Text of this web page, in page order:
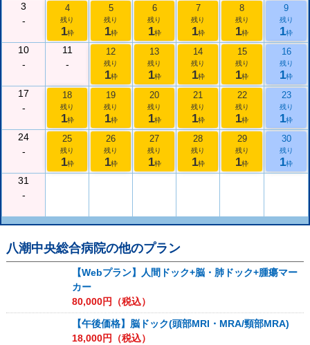
3
-
4
残り
1枠
5
残り
1枠
6
残り
1枠
7
残り
1枠
8
残り
1枠
9
残り
1枠
10
-
11
-
12
残り
1枠
13
残り
1枠
14
残り
1枠
15
残り
1枠
16
残り
1枠
17
-
18
残り
1枠
19
残り
1枠
20
残り
1枠
21
残り
1枠
22
残り
1枠
23
残り
1枠
24
-
25
残り
1枠
26
残り
1枠
27
残り
1枠
28
残り
1枠
29
残り
1枠
30
残り
1枠
31
-
八潮中央総合病院の他のプラン
【Webプラン】人間ドック+脳・肺ドック+腫瘍マー
カー
80,000円（税込）
【午後価格】脳ドック(頭部MRI・MRA/頸部MRA)
18,000円（税込）